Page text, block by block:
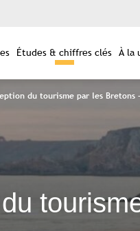
Études & chiffres clés À la
du tourisme par les Bretons